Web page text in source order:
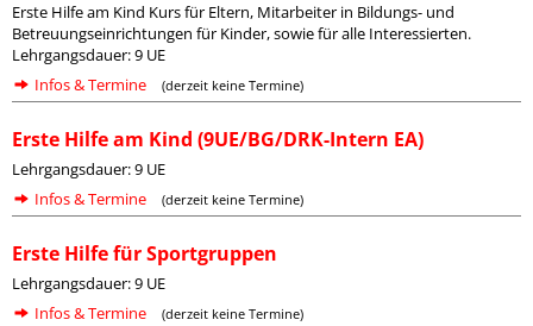
Erste Hilfe am Kind Kurs für Eltern, Mitarbeiter in Bildungs- und
Betreuungseinrichtungen für Kinder, sowie für alle Interessierten.
Lehrgangsdauer: 9 UE
Infos & Termine
(derzeit keine Termine)
Erste Hilfe am Kind (9UE/BG/DRK-Intern EA)
Lehrgangsdauer: 9 UE
Infos & Termine
(derzeit keine Termine)
Erste Hilfe für Sportgruppen
Lehrgangsdauer: 9 UE
Infos & Termine
(derzeit keine Termine)